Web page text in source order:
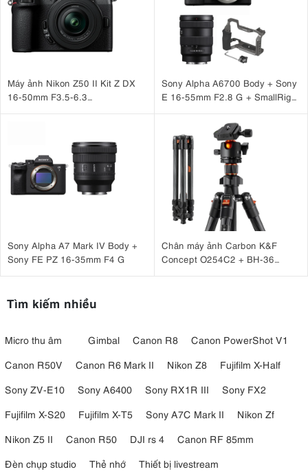
Máy ảnh Nikon Z50 II Kit Z DX
16-50mm F3.5-6.3
Sony Alpha A6700 Body + Sony
E 16-55mm F2.8 G + SmallRig
Sony Alpha A7 Mark IV Body +
Sony FE PZ 16-35mm F4 G
Chân máy ảnh Carbon K&F
Concept O254C2 + BH-36
Tìm kiếm nhiều
Micro thu âm Gimbal Canon R8
Canon PowerShot V1
Canon R50V
Canon R6 Mark II Nikon Z8
Fujifilm X-Half
Sony ZV-E10
Sony A6400 Sony RX1R III
Sony FX2
Fujifilm X-S20
Fujifilm X-T5 Sony A7C Mark II
Nikon Zf
Nikon Z5 II
Canon R50 DJI rs 4
Canon RF 85mm
Đèn chụp studio
Thẻ nhớ
Thiết bị livestream